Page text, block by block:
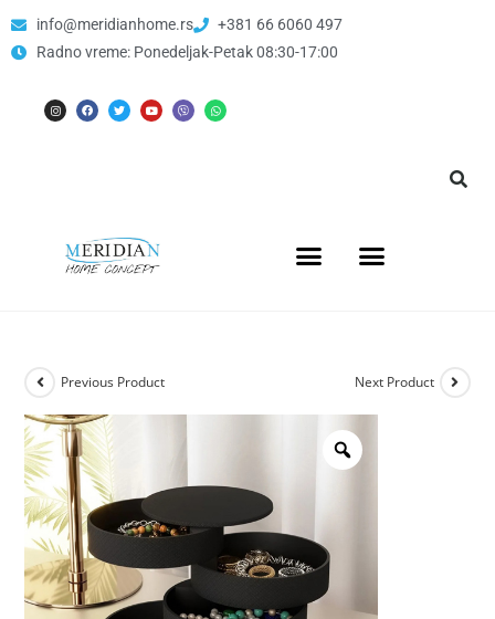
info@meridianhome.rs
+381 66 6060 497
Radno vreme: Ponedeljak-Petak 08:30-17:00
Previous Product Next Product